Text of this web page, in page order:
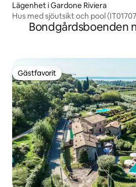
Lägenhet i Gardone Riviera
Hus med sjöutsikt och pool
Bondgårdsboenden
Gästfavorit
Gästfavorit